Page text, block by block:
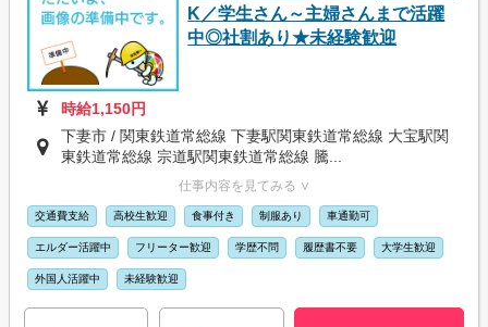
K／学生さん～主婦さんまで活躍
中◎社割あり★未経験歓迎
時給1,150円
下妻市 / 関東鉄道常総線 下妻駅関東鉄道常総線 大宝駅関
東鉄道常総線 宗道駅関東鉄道常総線 騰...
仕事内容を見てみる ∨
交通費支給 高校生歓迎 食事付き 制服あり 車通勤可
エルダー活躍中 フリーター歓迎 学歴不問 履歴書不要 大学生歓迎
外国人活躍中 未経験歓迎